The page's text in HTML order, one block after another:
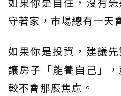
守著家，市場總有一天
如果你是投資，建議
讓房子「能養自己」
較不會那麼焦慮。